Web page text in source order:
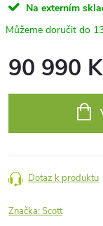
Na externím
90 990
Dotaz k produktu
Značka:Scott